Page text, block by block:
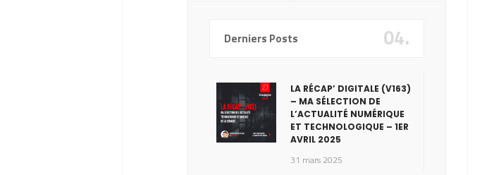
Derniers Posts 04.
LA RÉCAP’ DIGITALE (V163)
– MA SÉLECTION DE
L’ACTUALITÉ NUMÉRIQUE
ET TECHNOLOGIQUE – 1ER
AVRIL 2025
31 mars 2025